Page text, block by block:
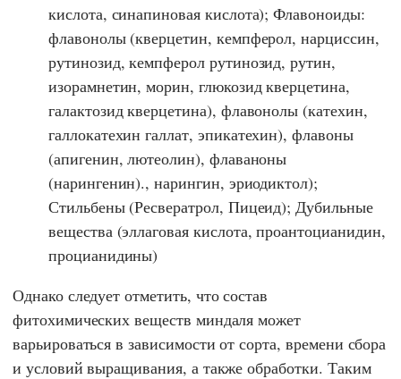
кислота, синапиновая кислота); Флавоноиды:
флавонолы (кверцетин, кемпферол, нарциссин,
рутинозид, кемпферол рутинозид, рутин,
изорамнетин, морин, глюкозид кверцетина,
галактозид кверцетина), флавонолы (катехин,
галлокатехин галлат, эпикатехин), флавоны
(апигенин, лютеолин), флаваноны
(нарингенин)., нарингин, эриодиктол);
Стильбены (Ресвератрол, Пицеид); Дубильные
вещества (эллаговая кислота, проантоцианидин,
процианидины)
Однако следует отметить, что состав
фитохимических веществ миндаля может
варьироваться в зависимости от сорта, времени сбора
и условий выращивания, а также обработки. Таким